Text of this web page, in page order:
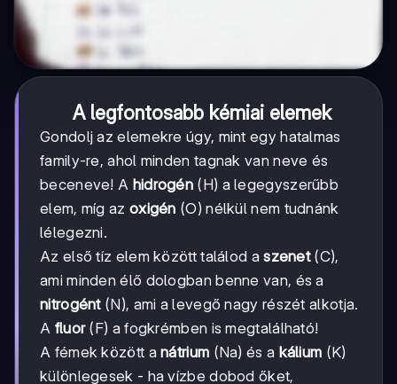
A legfontosabb kémiai elemek
Gondolj az elemekre úgy, mint egy hatalmas
family-re, ahol minden tagnak van neve és
beceneve! A hidrogén (H) a legegyszerűbb
elem, míg az oxigén (O) nélkül nem tudnánk
lélegezni.
Az első tíz elem között találod aszenet(C),
ami minden élő dologban benne van, és a
nitrogént(N), ami a levegő nagy részét alkotja.
A fluor(F) a fogkrémben is megtalálható!
A fémek között anátrium (Na) és a kálium (K)
különlegesek - ha vízbe dobod őket,